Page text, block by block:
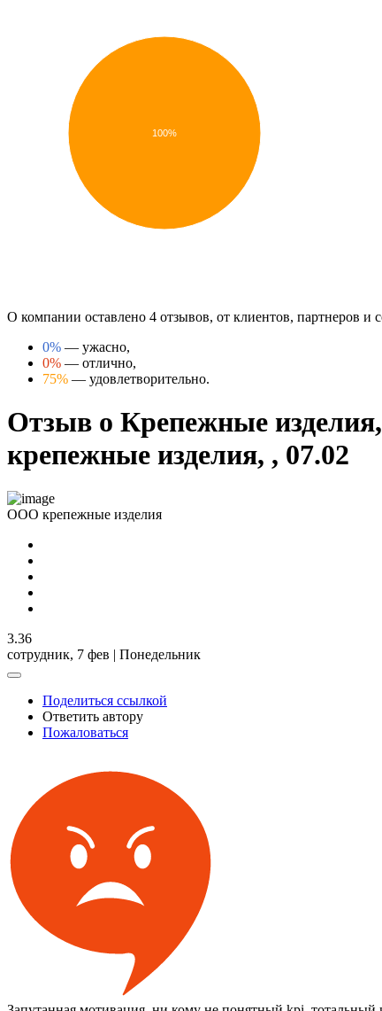
100%
О компании оставлено 4 отзывов, от клиентов, партнеров
0% — ужасно,
0% — отлично,
75% — удовлетворительно.
Отзыв о Крепежные
крепежные изделия, , 07.02
ООО крепежные изделия
3.36
сотрудник, 7 фев | Понедельник
Поделиться ссылкой
Ответить автору
Пожаловаться